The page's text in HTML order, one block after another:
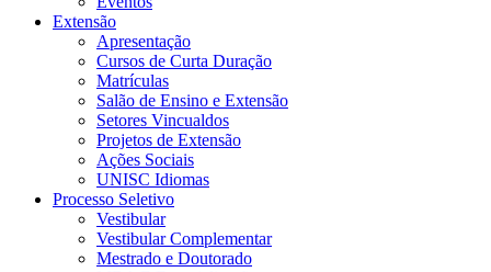
Extensão
Apresentação
Cursos de Curta Duração
Matrículas
Salão de Ensino e Extensão
Setores Vincualdos
Projetos de Extensão
Ações Sociais
UNISC Idiomas
Processo Seletivo
Vestibular
Vestibular Complementar
Mestrado e Doutorado